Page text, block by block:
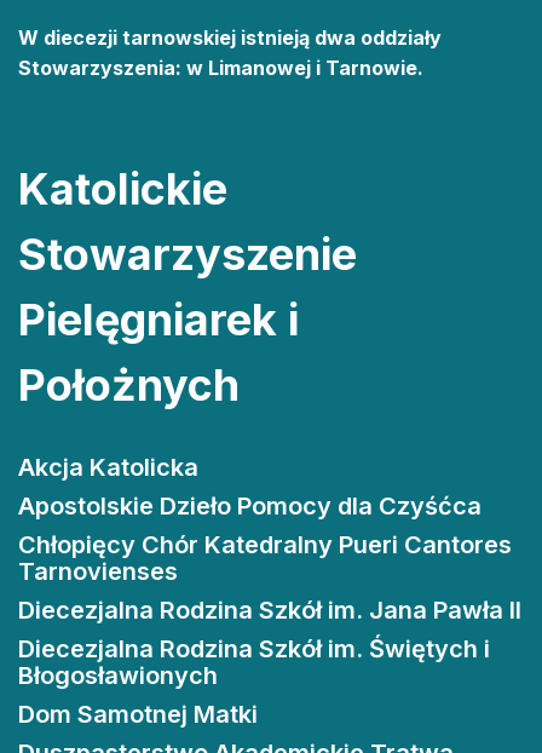
Katolickie
Stowarzyszenie
Pielęgniarek i
Położnych
Akcja Katolicka
Apostolskie Dzieło Pomocy dla Czyśćca
Chłopięcy Chór Katedralny Pueri Cantores
Tarnovienses
Diecezjalna Rodzina Szkół im. Jana Pawła II
Diecezjalna Rodzina Szkół im. Świętych i
Błogosławionych
Dom Samotnej Matki
W diecezji tarnowskiej istnieją dwa oddziały
Stowarzyszenia: w Limanowej i Tarnowie.